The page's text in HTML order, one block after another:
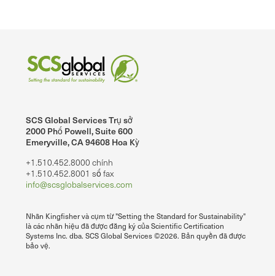
SCS Global Services Trụ sở
2000 Phố Powell, Suite 600
Emeryville, CA 94608 Hoa Kỳ
+1.510.452.8000 chính
+1.510.452.8001 số fax
info@scsglobalservices.com
Nhãn Kingfisher và cụm từ "Setting the Standard for Sustainability"
là các nhãn hiệu đã được đăng ký của Scientific Certification
Systems Inc. dba. SCS Global Services ©2026. Bản quyền đã được
bảo vệ.